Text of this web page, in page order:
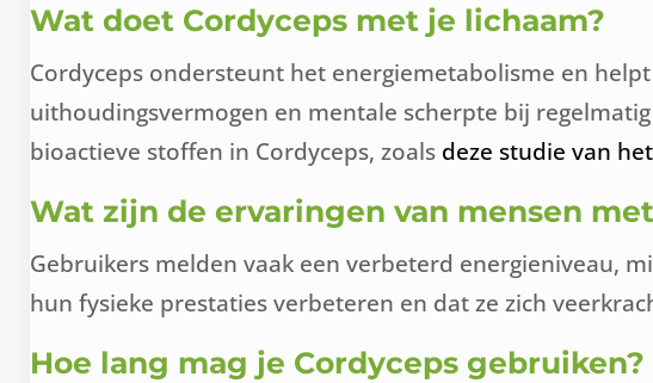
Wat doet Cordyceps met je lichaam?
Cordyceps ondersteunt het energiemetabolisme en
uithoudingsvermogen en mentale scherpte bij
bioactieve stoffen in Cordyceps, zoals deze studie van
Wat zijn de ervaringen van mensen
Gebruikers melden vaak een verbeterd energieniveau,
hun fysieke prestaties verbeteren en dat ze zich
Hoe lang mag je Cordyceps gebruiken?